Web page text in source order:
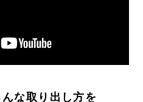
な取り出し方を